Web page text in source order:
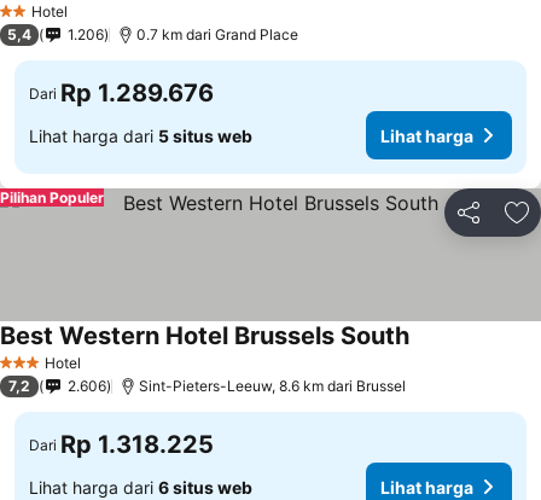
2 Bintang
Hotel
5,4 1.206 0.7 km dari Grand Place
Dari Rp 1.289.676
Lihat harga dari 5 situs web Lihat harga
Bagikan
Pilihan Populer
3 BintangHotel
Best Western Hotel Brussels South
7,2 2.606 Sint-Pieters-Leeuw, 8.6 km dari Brussel
Dari Rp 1.318.225
Lihat harga dari 6 situs web Lihat harga